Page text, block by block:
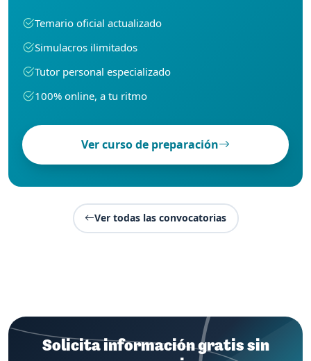
Temario oficial actualizado
Simulacros ilimitados
Tutor personal especializado
100% online, a tu ritmo
Ver curso de preparación
Ver todas las convocatorias
Solicita información gratis sin